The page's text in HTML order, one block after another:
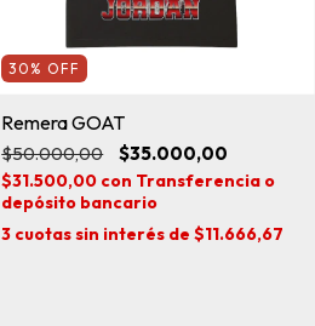
30 %OFF
Remera GOAT
$50.000,00 $35.000,00
$31.500,00 con Transferencia o
depósito bancario
3 cuotas sin interés de$11.666,67